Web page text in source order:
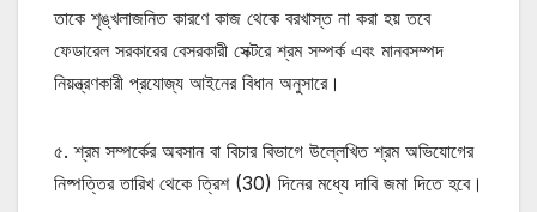
তাকে শৃঙ্খলাজনিত কারণে কাজ থেকে বরখাস্ত না করা হয় তবে
ফেডারেল সরকারের বেসরকারী সেক্টরে শ্রম সম্পর্ক এবং মানবসম্পদ
নিয়ন্ত্রণকারী প্রযোজ্য আইনের বিধান অনুসারে।
৫. শ্রম সম্পর্কের অবসান বা বিচার বিভাগে উল্লেখিত শ্রম অভিযোগের
নিষ্পত্তির তারিখ থেকে ত্রিশ (30) দিনের মধ্যে দাবি জমা দিতে হবে।